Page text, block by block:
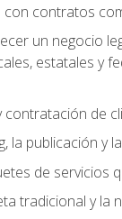
contratos
un negocio
estatales y
de
la publicación y
de servicios
tradicional y la